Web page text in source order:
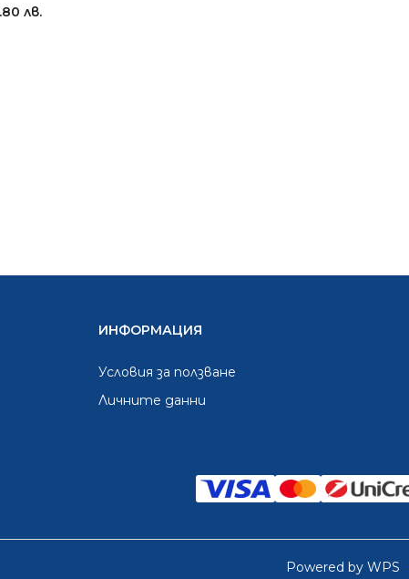
лв.
ИНФОРМАЦИЯ
Условия за ползване
Личните данни
Powered by WPS